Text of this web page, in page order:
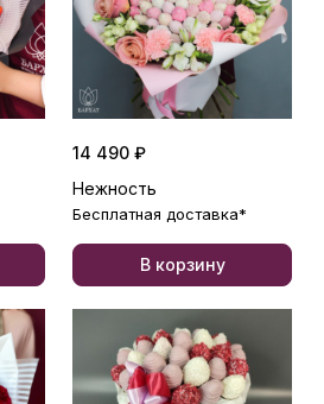
14 490 ₽
Нежность
Бесплатная доставка*
В корзину